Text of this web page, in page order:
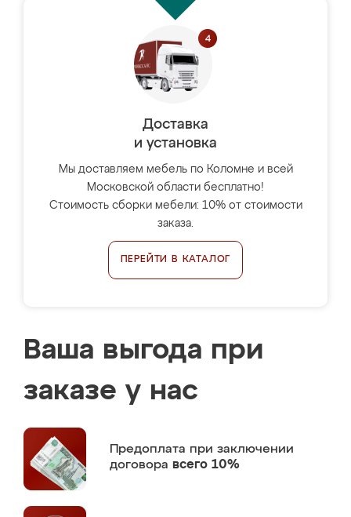
Доставка
и установка
Мы доставляем мебель по Коломне и всей
Московской области бесплатно!
Стоимость сборки мебели: 10% от стоимости
заказа.
ПЕРЕЙТИ В КАТАЛОГ
Ваша выгода при
заказе у нас
Предоплата при заключении
договора всего 10%